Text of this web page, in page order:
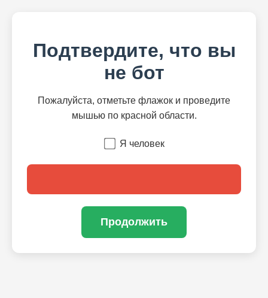
Подтвердите, что вы
не бот
Пожалуйста, отметьте флажок и проведите
мышью по красной области.
Я человек
Продолжить